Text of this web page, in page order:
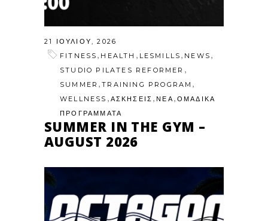
21 ΙΟΥΛΊΟΥ, 2026
FITNESS , HEALTH , LESMILLS , NEWS ,
STUDIO PILATES REFORMER ,
SUMMER ,TRAINING PROGRAM ,
WELLNESS , ΑΣΚΗΣΕΙΣ ,ΝΕΑ , ΟΜΑΔΙΚΑ
ΠΡΟΓΡΑΜΜΑΤΑ
SUMMER IN THE GYM –
AUGUST 2026